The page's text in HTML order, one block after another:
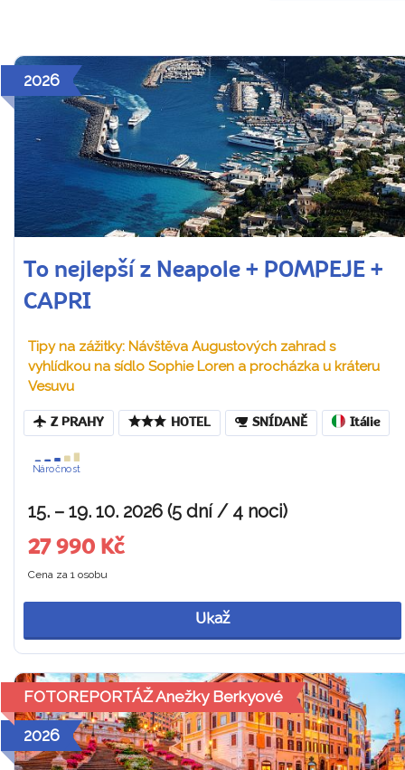
2026
To nejlepší z Neapole + POMPEJE +
CAPRI
Tipy na zážitky: Návštěva Augustových zahrad s
vyhlídkou na sídlo Sophie Loren a procházka u kráteru
Vesuvu
Z PRAHY HOTEL SNÍDANĚ Itálie
Náročnost
15. – 19. 10. 2026 (5 dní / 4 noci)
27 990 Kč
Cena za 1 osobu
Ukaž
FOTOREPORTÁŽ Anežky Berkyové
2026